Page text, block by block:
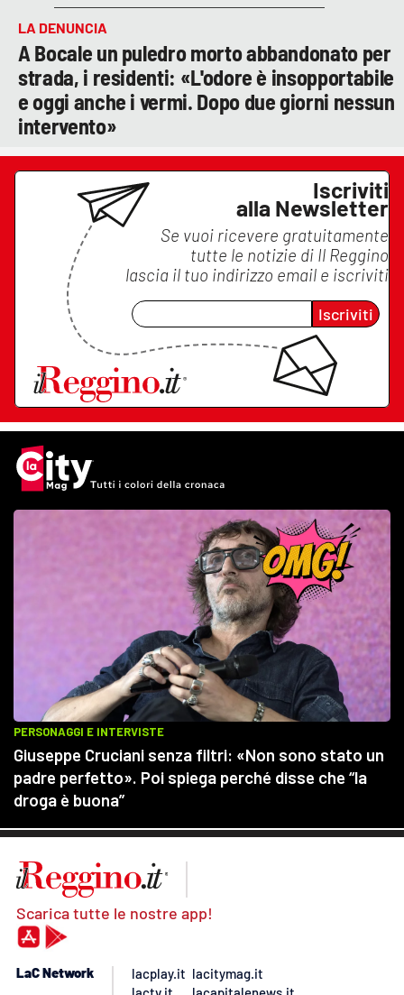
LA DENUNCIA
A Bocale un puledro morto abbandonato per
strada, i residenti: «L'odore è insopportabile
e oggi anche i vermi. Dopo due giorni nessun
intervento»
Iscriviti
alla Newsletter
Se vuoi ricevere gratuitamente
tutte le notizie di Il Reggino
lascia il tuo indirizzo email e iscriviti
Iscriviti
Scarica tutte le nostre app!
LaC Network
lacplay.it lacitymag.it